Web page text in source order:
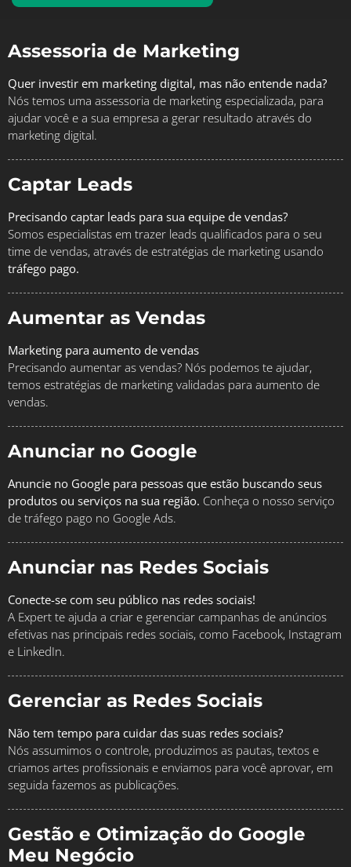
Assessoria de Marketing
Quer investir em marketing digital, mas não entende nada?
Nós temos uma assessoria de marketing especializada, para
ajudar você e a sua empresa a gerar resultado através do
marketing digital.
Captar Leads
Precisando captar leads para sua equipe de vendas?
Somos especialistas em trazer leads qualificados para o seu
time de vendas, através de estratégias de marketing usando
tráfego pago.
Aumentar as Vendas
Marketing para aumento de vendas
Precisando aumentar as vendas? Nós podemos te ajudar,
temos estratégias de marketing validadas para aumento de
vendas.
Anunciar no Google
Anuncie no Google para pessoas que estão buscando seus
produtos ou serviços na sua região. Conheça o nosso serviço
de tráfego pago no Google Ads.
Anunciar nas Redes Sociais
Conecte-se com seu público nas redes sociais!
A Expert te ajuda a criar e gerenciar campanhas de anúncios
efetivas nas principais redes sociais, como Facebook, Instagram
e LinkedIn.
Gerenciar as Redes Sociais
Não tem tempo para cuidar das suas redes sociais?
Nós assumimos o controle, produzimos as pautas, textos e
criamos artes profissionais e enviamos para você aprovar, em
seguida fazemos as publicações.
Gestão e Otimização do Google
Meu Negócio